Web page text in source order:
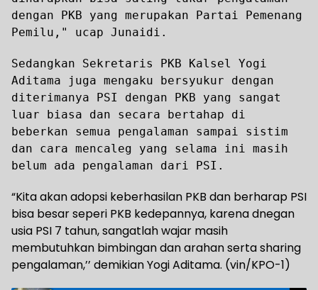
dengan PKB yang merupakan Partai Pemenang
Pemilu," ucap Junaidi.
Sedangkan Sekretaris PKB Kalsel Yogi
Aditama juga mengaku bersyukur dengan
diterimanya PSI dengan PKB yang sangat
luar biasa dan secara bertahap di
beberkan semua pengalaman sampai sistim
dan cara mencaleg yang selama ini masih
belum ada pengalaman dari PSI.
“Kita akan adopsi keberhasilan PKB dan berharap PSI
bisa besar seperi PKB kedepannya, karena dnegan
usia PSI 7 tahun, sangatlah wajar masih
membutuhkan bimbingan dan arahan serta sharing
pengalaman,’’ demikian Yogi Aditama. (vin/KPO-1)